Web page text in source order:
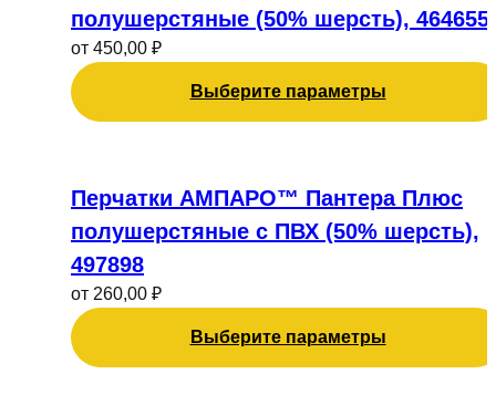
полушерстяные (50% шерсть), 464655
от 450,00 ₽
Выберите параметры
несколько
вариаций.
Опции
можно
странице
Перчатки АМПАРО™ Пантера Плюс
полушерстяные с ПВХ (50% шерсть),
497898
от 260,00 ₽
Выберите параметры
товар
несколько
вариаций.
Опции
можно
выбрать